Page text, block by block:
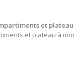
et plateau
et plateau à